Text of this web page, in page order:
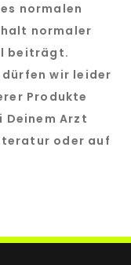
normalen
normaler
beiträgt.
wir leider
Produkte
Arzt
oder auf